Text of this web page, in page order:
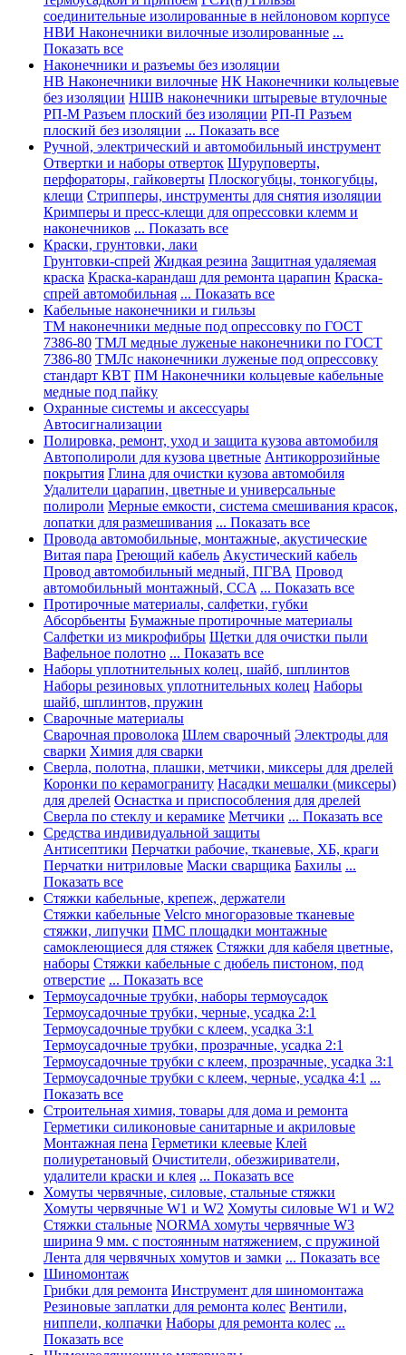
соединительные изолированные в нейлоновом корпусе
НВИ Наконечники вилочные изолированные ...
Показать все
Наконечники и разъемы без изоляции
НВ Наконечники вилочные НК Наконечники кольцевые
без изоляции НШВ наконечники штыревые втулочные
РП-М Разъем плоский без изоляции РП-П Разъем
плоский без изоляции ... Показать все
Ручной, электрический и автомобильный инструмент
Отвертки и наборы отверток Шуруповерты,
перфораторы, гайковерты Плоскогубцы, тонкогубцы,
клещи Стрипперы, инструменты для снятия изоляции
Кримперы и пресс-клещи для опрессовки клемм и
наконечников ... Показать все
Краски, грунтовки, лаки
Грунтовки-спрей Жидкая резина Защитная удаляемая
краска Краска-карандаш для ремонта царапин Краска-
спрей автомобильная ... Показать все
Кабельные наконечники и гильзы
ТМ наконечники медные под опрессовку по ГОСТ
7386-80 ТМЛ медные луженые наконечники по ГОСТ
7386-80 ТМЛс наконечники луженые под опрессовку
стандарт КВТ ПМ Наконечники кольцевые кабельные
медные под пайку
Охранные системы и аксессуары
Автосигнализации
Полировка, ремонт, уход и защита кузова автомобиля
Автополироли для кузова цветные Антикоррозийные
покрытия Глина для очистки кузова автомобиля
Удалители царапин, цветные и универсальные
полироли Мерные емкости, система смешивания красок,
лопатки для размешивания ... Показать все
Провода автомобильные, монтажные, акустические
Витая пара Греющий кабель Акустический кабель
Провод автомобильный медный, ПГВА Провод
автомобильный монтажный, CCA ... Показать все
Протирочные материалы, салфетки, губки
Абсорбьенты Бумажные протирочные материалы
Салфетки из микрофибры Щетки для очистки пыли
Вафельное полотно ... Показать все
Наборы уплотнительных колец, шайб, шплинтов
Наборы резиновых уплотнительных колец Наборы
шайб, шплинтов, пружин
Сварочные материалы
Сварочная проволока Шлем сварочный Электроды для
сварки Химия для сварки
Сверла, полотна, плашки, метчики, миксеры для дрелей
Коронки по керамограниту Насадки мешалки (миксеры)
для дрелей Оснастка и приспособления для дрелей
Сверла по стеклу и керамике Метчики ... Показать все
Средства индивидуальной защиты
Антисептики Перчатки рабочие, тканевые, ХБ, краги
Перчатки нитриловые Маски сварщика Бахилы ...
Показать все
Стяжки кабельные, крепеж, держатели
Стяжки кабельные Velcro многоразовые тканевые
стяжки, липучки ПМС площадки монтажные
самоклеющиеся для стяжек Стяжки для кабеля цветные,
наборы Стяжки кабельные с дюбель пистоном, под
отверстие ... Показать все
Термоусадочные трубки, наборы термоусадок
Термоусадочные трубки, черные, усадка 2:1
Термоусадочные трубки с клеем, усадка 3:1
Термоусадочные трубки, прозрачные, усадка 2:1
Термоусадочные трубки с клеем, прозрачные, усадка 3:1
Термоусадочные трубки с клеем, черные, усадка 4:1 ...
Показать все
Строительная химия, товары для дома и ремонта
Герметики силиконовые санитарные и акриловые
Монтажная пена Герметики клеевые Клей
полиуретановый Очистители, обезжириватели,
удалители краски и клея ... Показать все
Хомуты червячные, силовые, стальные стяжки
Хомуты червячные W1 и W2 Хомуты силовые W1 и W2
Стяжки стальные NORMA хомуты червячные W3
ширина 9 мм. с постоянным натяжением, с пружиной
Лента для червячных хомутов и замки ... Показать все
Шиномонтаж
Грибки для ремонта Инструмент для шиномонтажа
Резиновые заплатки для ремонта колес Вентили,
ниппели, колпачки Наборы для ремонта колес ...
Показать все